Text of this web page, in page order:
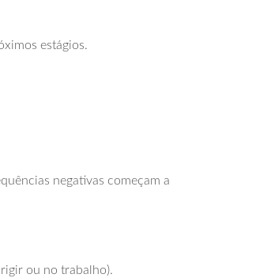
estágios.
negativas começam a
ou no trabalho).